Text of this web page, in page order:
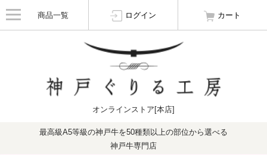
商品一覧 ログイン カート
オンラインストア[本店]
最高級A5等級の神戸牛を50種類以上の部位から選べる
神戸牛専門店